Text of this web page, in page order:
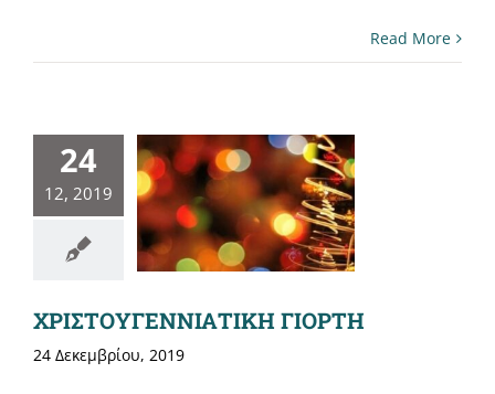
Read More
24
12, 2019
ΧΡΙΣΤΟΥΓΕΝΝΙΑΤΙΚΗ ΓΙΟΡΤΗ
24 Δεκεμβρίου, 2019